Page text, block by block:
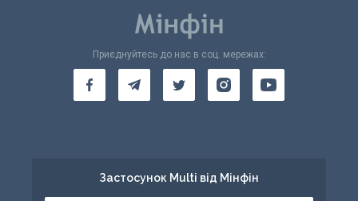
Приєднуйтесь до нас в соц. мережах:
Застосунок Multi від Мінфін